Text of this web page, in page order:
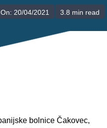
20/04/2021 3.8 min read
bolnice Čakovec,